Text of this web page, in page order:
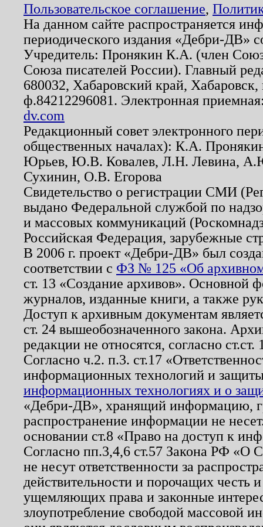
Пользовательское соглашение,
На данном сайте распространяется
периодического издания «Дебри-ДВ»
Учредитель: Пронякин К.А. (член
Союза писателей России). Главный
680032, Хабаровский край,
ф.84212296081. Электронная
dv.com
Редакционный совет электронного
общественных началах): К.А.
Юрьев, Ю.В. Ковалев, Л.Н. Левина,
Сухинин, О.В. Егорова
Свидетельство о регистрации СМИ
выдано Федеральной службой по
и массовых коммуникаций
Российская Федерация, зарубежные
В 2006 г. проект «Дебри-ДВ» был
соответствии с ФЗ № 125 «Об
ст. 13 «Создание архивов». Основной
журналов, изданные книги, а также
Доступ к архивным документам
ст. 24 вышеобозначенного закона.
редакции не относятся, согласно
Согласно ч.2. п.3. ст.17
информационных технологий и
информационных технологиях и о
«Дебри-ДВ», хранящий информацию,
распространение информации не
основании ст.8 «Право на доступ к
Согласно пп.3,4,6 ст.57 Закона РФ «О
не несут ответственности за
действительности и порочащих честь
ущемляющих права и законные
злоупотребление свободой массовой